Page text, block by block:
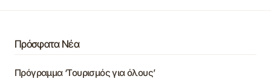
Πρόσφατα Νέα
Πρόγραμμα ‘Τουρισμός για όλους’